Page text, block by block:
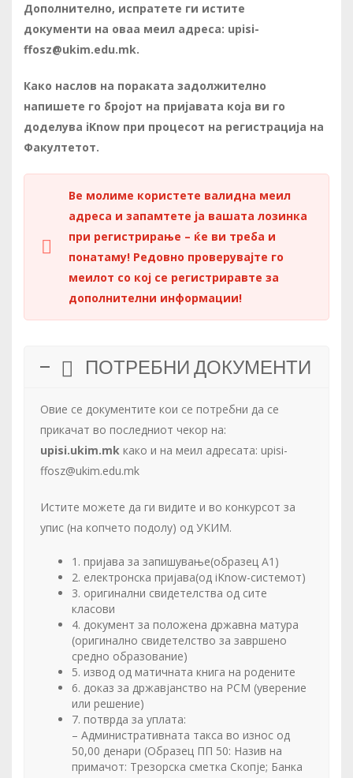
Дополнително, испратете ги истите
документи на оваа меил адреса: upisi-
ffosz@ukim.edu.mk.
Како наслов на пораката задолжително
напишете го бројот на пријавата која ви го
доделува iKnow при процесот на регистрација на
Факултетот.
Ве молиме користете валидна меил
адреса и запамтете ја вашата лозинка
при регистрирање – ќе ви треба и
понатаму! Редовно проверувајте го
меилот со кој се регистриравте за
дополнителни информации!
ПОТРЕБНИ ДОКУМЕНТИ
Овие се документите кои се потребни да се
прикачат во последниот чекор на:
upisi.ukim.mk како и на меил адресата: upisi-
ffosz@ukim.edu.mk
Истите можете да ги видите и во конкурсот за
упис (на копчето подолу) од УКИМ.
1. пријава за запишување(образец А1)
2. електронска пријава(од iKnow-системот)
3. оригинални свидетелства од сите
класови
4. документ за положена државна матура
(оригинално свидетелство за завршено
средно образование)
5. извод од матичната книга на родените
6. доказ за државјанство на РСМ (уверение
или решение)
7. потврда за уплатa:
– Административната такса во износ од
50,00 денари (Образец ПП 50: Назив на
примачот: Трезорска сметка Скопје; Банка